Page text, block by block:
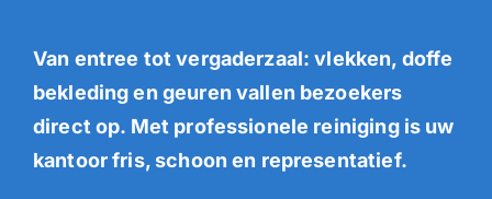
Van entree tot vergaderzaal: vlekken, doffe
bekleding en geuren vallen bezoekers
direct op. Met professionele reiniging is uw
kantoor fris, schoon en representatief.